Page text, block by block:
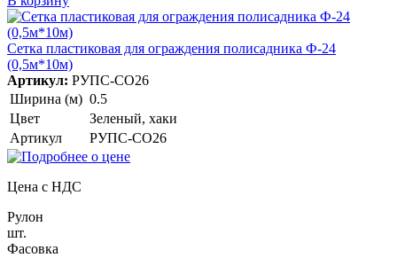
Сетка пластиковая для ограждения полисадника Ф-24
(0,5м*10м)
Артикул: РУПС-СО26
Ширина (м) 0.5
Цвет
Зеленый, хаки
Артикул
РУПС-СО26
Цена с НДС
Рулон
шт.
Фасовка